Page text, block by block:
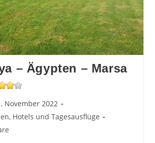
– Ägypten – Marsa
November 2022
Hotels und Tagesausflüge